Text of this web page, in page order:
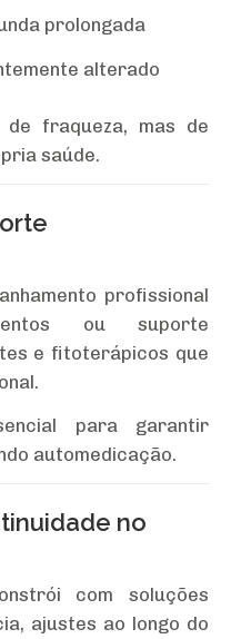
prolongada
alterado
fraqueza, mas de
saúde.
profissional
ou suporte
e fitoterápicos que
para garantir
automedicação.
no
com soluções
ajustes ao longo do